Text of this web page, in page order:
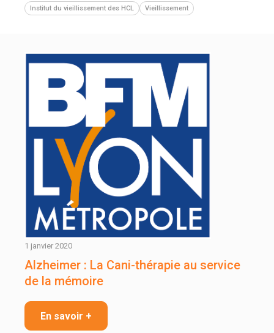
Institut du vieillissement des HCL Vieillissement
1 janvier 2020
Alzheimer : La Cani-thérapie au service
de la mémoire
En savoir +